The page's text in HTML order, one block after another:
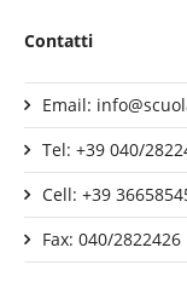
Contatti
Email:
Tel: +39 040/
Cell: +39
Fax: 040/2822426